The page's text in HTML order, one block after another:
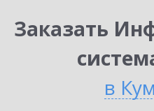
Заказать
в